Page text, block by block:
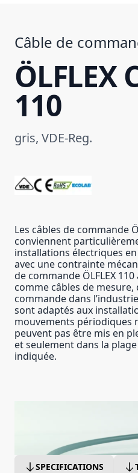
Câble de
ÖLFLEX
110
gris, VDE-Reg.
Les câbles de commande
conviennent
installations électriques
avec une contrainte
de commande ÖLFLEX
comme câbles de
commande dans
sont adaptés aux
mouvements périodiques
peuvent pas être mis en
et seulement dans la
indiquée.
SPECIFICATIONS